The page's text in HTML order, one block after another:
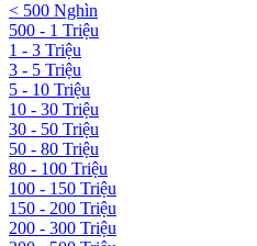
< 500 Nghìn
500 - 1 Triệu
1 - 3 Triệu
3 - 5 Triệu
5 - 10 Triệu
10 - 30 Triệu
30 - 50 Triệu
50 - 80 Triệu
80 - 100 Triệu
100 - 150 Triệu
150 - 200 Triệu
200 - 300 Triệu